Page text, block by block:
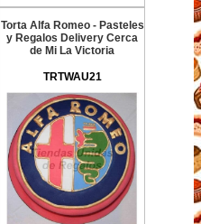
Torta Alfa Romeo - Pasteles
y Regalos Delivery Cerca
de Mi La Victoria
TRTWAU21